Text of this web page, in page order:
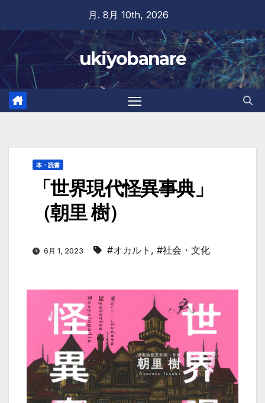
content
月. 8月 10th, 2026
ukiyobanare
本・読書
「世界現代怪異事典」
（朝里 樹）
6月 1, 2023 #オカルト , #社会・文化